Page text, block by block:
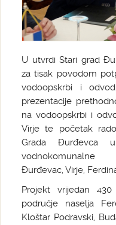
U utvrdi Stari grad
za tisak povodom
vodoopskrbi i
prezentacije
na vodoopskrbi i
Virje te početak
Grada Đurđevca
vodnokomunalne
Đurđevac, Virje,
Projekt vrijedan
područje naselja
Kloštar Podravski,